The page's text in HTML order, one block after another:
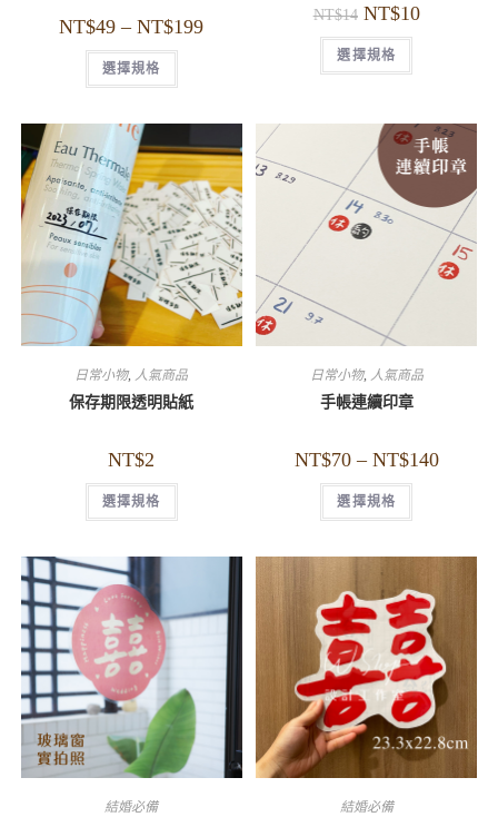
NT$49 –NT$199
選擇規格
NT$14 NT$10
選擇規格
日常小物, 人氣商品
保存期限透明貼紙
NT$2
選擇規格
日常小物, 人氣商品
手帳連續印章
NT$70– NT$140
選擇規格
結婚必備 結婚必備